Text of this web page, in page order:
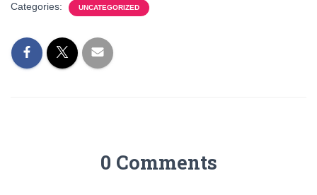
Categories: UNCATEGORIZED
0 Comments